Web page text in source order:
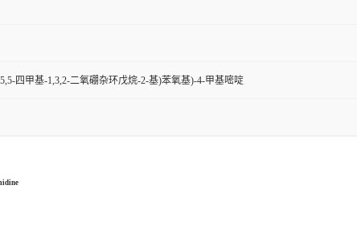
四甲基-1,3,2-二氧硼杂环戊烷-2-基)苯氧基)-4-甲基嘧啶